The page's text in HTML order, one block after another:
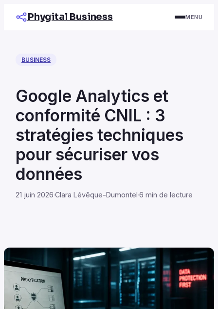
Phygital Business MENU
BUSINESS
Google Analytics et
conformité CNIL : 3
stratégies techniques
pour sécuriser vos
données
21 juin 2026·Clara Lévêque-Dumontel·6 min de lecture